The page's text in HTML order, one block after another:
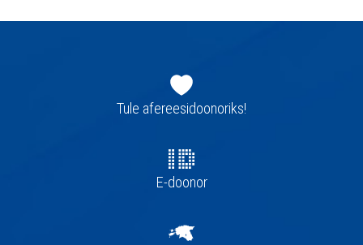
navigatsioonTule afereesidoonoriks!
E-doonor